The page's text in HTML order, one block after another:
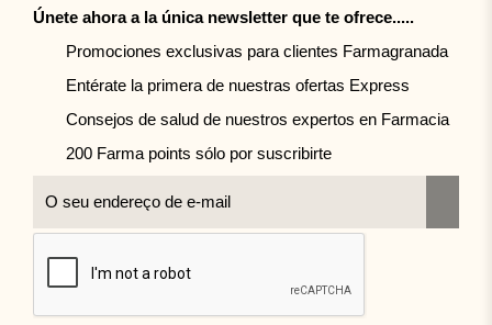
Únete ahora a la única newsletter que te ofrece.....
Promociones exclusivas para clientes Farmagranada
Entérate la primera de nuestras ofertas Express
Consejos de salud de nuestros expertos en Farmacia
200 Farma points sólo por suscribirte